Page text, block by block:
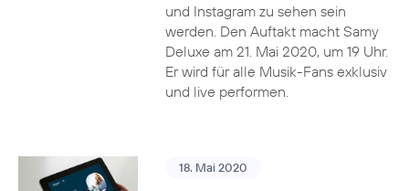
und Instagram zu sehen sein
werden. Den Auftakt macht Samy
Deluxe am 21. Mai 2020, um 19 Uhr.
Er wird für alle Musik-Fans exklusiv
und live performen.
18. Mai 2020